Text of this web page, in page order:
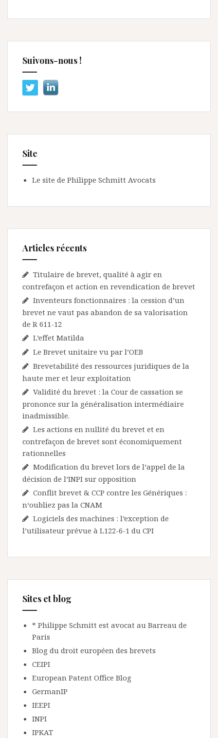
Suivons-nous !
Site
Le site de Philippe Schmitt Avocats
Articles récents
Titulaire de brevet, qualité à agir en
contrefaçon et action en revendication de brevet
Inventeurs fonctionnaires : la cession d’un
brevet ne vaut pas abandon de sa valorisation
de R 611-12
L’effet Matilda
Le Brevet unitaire vu par l’OEB
Brevetabilité des ressources juridiques de la
haute mer et leur exploitation
Validité du brevet : la Cour de cassation se
prononce sur la généralisation intermédiaire
inadmissible.
Les actions en nullité du brevet et en
contrefaçon de brevet sont économiquement
rationnelles
Modification du brevet lors de l’appel de la
décision de l’INPI sur opposition
Conflit brevet & CCP contre les Génériques :
n‘oubliez pas la CNAM
Logiciels des machines : l’exception de
l’utilisateur prévue à L122-6-1 du CPI
Sites et blog
* Philippe Schmitt est avocat au Barreau de
Paris
Blog du droit européen des brevets
CEIPI
European Patent Office Blog
GermanIP
IEEPI
INPI
IPKAT